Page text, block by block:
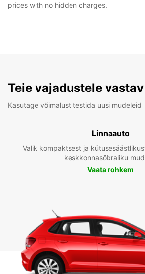
prices with no hidden charges.
Teie vajadustele
Kasutage võimalust testida uusi mudeleid
Linnaauto
Valik kompaktsest ja
keskkonnasõbraliku
Vaata rohkem